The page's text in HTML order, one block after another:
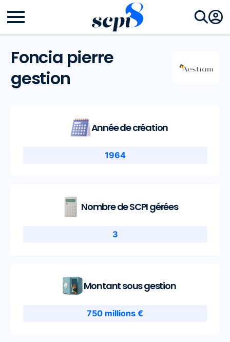
Foncia pierre
gestion
Année de création
1964
Nombre de SCPI gérées
3
Montant sous gestion
750 millions €